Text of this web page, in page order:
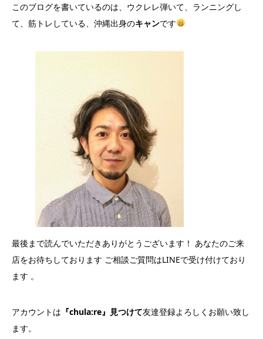
このブログを書いているのは、ウクレレ弾いて、ランニングし
て、筋トレしている、沖縄出身のキャンです
最後まで読んでいただきありがとうございます！ あなたのご来
店をお待ちしております ご相談ご質問はLINEで受け付けており
ます 。
アカウントは 『chula:re』見つけて友達登録よろしくお願い致し
ます。